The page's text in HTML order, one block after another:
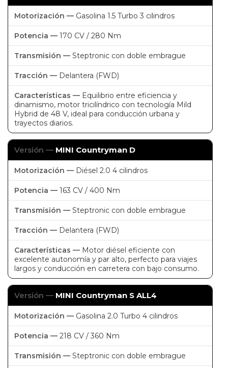
Gasolina 1.5 Turbo 3 cilindros
170 CV / 280 Nm
Steptronic con doble embrague
Delantera (FWD)
Equilibrio entre eficiencia y
dinamismo, motor tricilíndrico con tecnología Mild
Hybrid de 48 V, ideal para conducción urbana y
trayectos diarios.
MINI Countryman D
Diésel 2.0 4 cilindros
163 CV / 400 Nm
Steptronic con doble embrague
Delantera (FWD)
Motor diésel eficiente con
excelente autonomía y par alto, perfecto para viajes
largos y conducción en carretera con bajo consumo.
MINI Countryman S ALL4
Gasolina 2.0 Turbo 4 cilindros
218 CV / 360 Nm
Steptronic con doble embrague